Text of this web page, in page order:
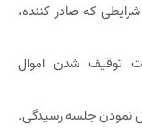
که صادر کننده،
توقیف شدن اموال
نمودن جلسه رسیدگی.